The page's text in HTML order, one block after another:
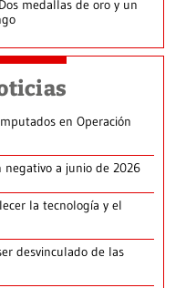
medallas de oro y un
en Operación
a junio de 2026
la tecnología y el
desvinculado de las